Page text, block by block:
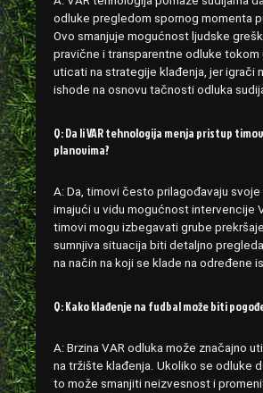
odluke pregledom spornog momenta
Ovo smanjuje mogućnost ljudske
pravične i transparentne odluke
uticati na strategije klađenja, jer igrači
ishode na osnovu tačnosti odluka
Q: Da li VAR tehnologija menja pristup
planovima?
A: Da, timovi često prilagođavaju
imajući u vidu mogućnost intervencije
timovi mogu izbegavati grube
sumnjiva situacija biti detaljno
na način na koji se klade na određene
Q: Kako klađenje na fudbal može biti
A: Brzina VAR odluka može značajno
na tržište klađenja. Ukoliko se odluke
to može smanjiti neizvesnost i